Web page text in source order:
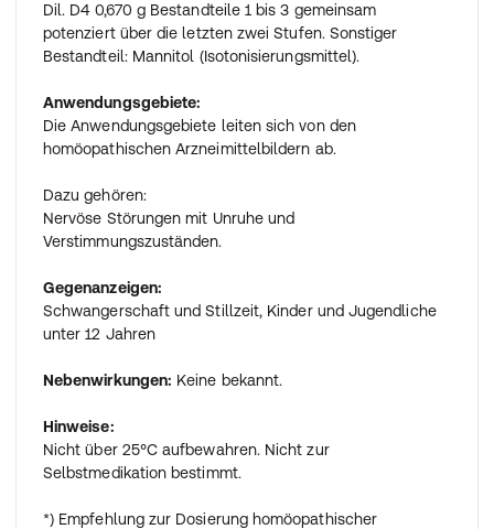
Dil. D4 0,670 g Bestandteile 1 bis 3 gemeinsam
potenziert über die letzten zwei Stufen. Sonstiger
Bestandteil: Mannitol (Isotonisierungsmittel).
Anwendungsgebiete:
Die Anwendungsgebiete leiten sich von den
homöopathischen Arzneimittelbildern ab.
Dazu gehören:
Nervöse Störungen mit Unruhe und
Verstimmungszuständen.
Gegenanzeigen:
Schwangerschaft und Stillzeit, Kinder und Jugendliche
unter 12 Jahren
Nebenwirkungen: Keine bekannt.
Hinweise:
Nicht über 25°C aufbewahren. Nicht zur
Selbstmedikation bestimmt.
*) Empfehlung zur Dosierung homöopathischer